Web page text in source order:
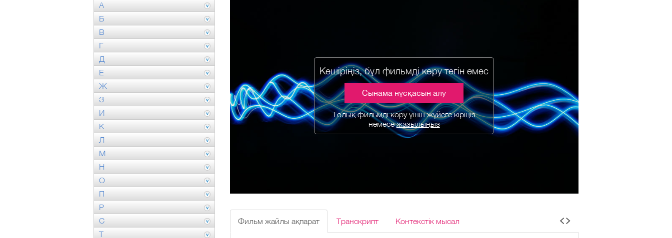
А
Б
В
Г
Д
Е
Ж
З
И
К
Л
М
Н
О
П
Р
С
Т
Кешіріңіз, бұл фильмді көру тегін емес
Сынама нұсқасын алу
Толық фильмді көру үшінжүйеге кіріңіз
немесежазылыңыз
Фильм жайлы ақпарат Транскрипт Контекстік мысал